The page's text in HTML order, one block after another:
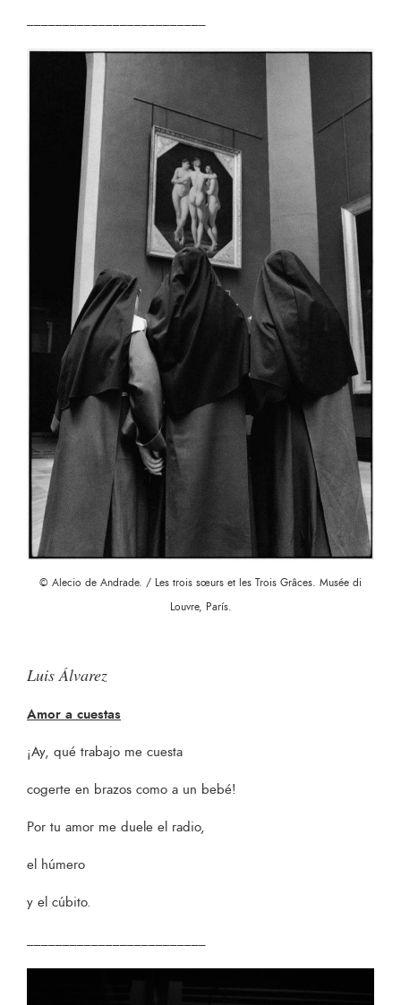
© Alecio de Andrade. / Les trois sœurs et les Trois Grâces. Musée di
Louvre, París.
Luis Álvarez
Amor a cuestas
¡Ay, qué trabajo me cuesta
cogerte en brazos como a un bebé!
Por tu amor me duele el radio,
el húmero
y el cúbito.